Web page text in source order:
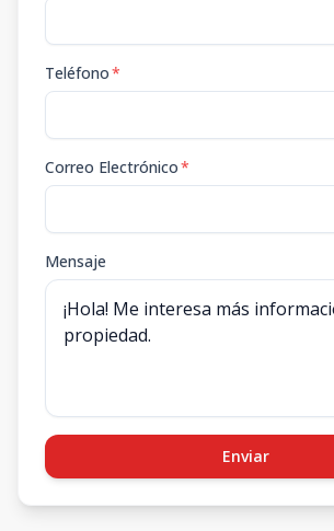
Teléfono*
Correo Electrónico*
Mensaje
Enviar